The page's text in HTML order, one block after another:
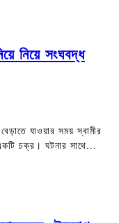
নিয়ে সংঘবদ্ধ
বেড়াতে যাওয়ার সময় স্বামীর
চক্র। ঘটনার সাথে...